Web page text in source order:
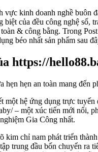
kinh doanh nghề
của đều công nghệ số,
& công bằng. Trong
béo nhất sản phẩm sau
https://
hệ ứng dụng trực
– một xúc tiến mới nổi,
Gia Công nhất.
chỉ nam phát triển
trung đầu bốn chuyển ra